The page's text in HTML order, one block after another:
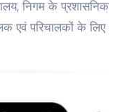
निगम के प्रशासनिक
एवं परिचालकों के लिए